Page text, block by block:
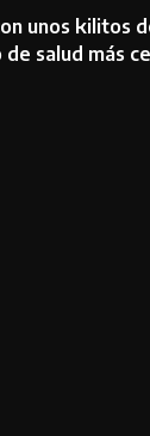
unos kilitos
salud más